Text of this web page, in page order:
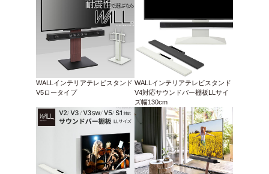
WALLインテリアテレビスタンド
V5ロータイプ
WALLインテリアテレビスタンド
V4対応サウンドバー棚板LLサイ
ズ幅130cm